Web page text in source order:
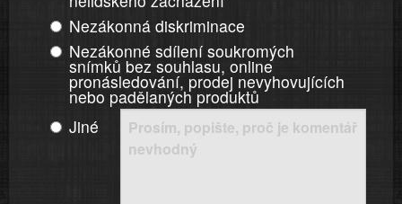
Nezákonná diskriminace
Nezákonné sdílení soukromých
snímků bez souhlasu, online
pronásledování, prodej nevyhovujících
nebo padělaných produktů
Jiné